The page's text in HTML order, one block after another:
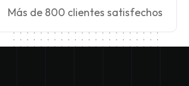
Más de 800 clientes satisfechos